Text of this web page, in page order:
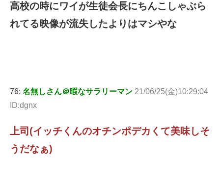
高校の時にワイが生徒会長にちんこしゃぶら
れてる映像が流失したよりはマシやな
76: 名無しさん＠暇なサラリーマン 21/06/25(金)10:29:04
ID:dgnx
上司(イッチくんのオチンポデカくて美味しそ
うだなぁ)